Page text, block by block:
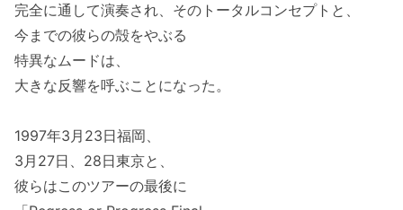
完全に通して演奏され、そのトータルコンセプトと、
今までの彼らの殻をやぶる
特異なムードは、
大きな反響を呼ぶことになった。
1997年3月23日福岡、
3月27日、28日東京と、
彼らはこのツアーの最後に